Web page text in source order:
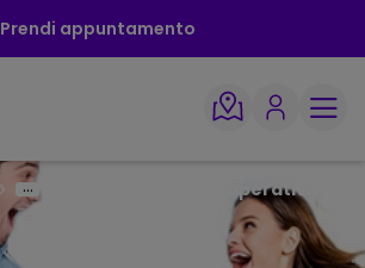
Prendi appuntamento
Special EE Confcooperative